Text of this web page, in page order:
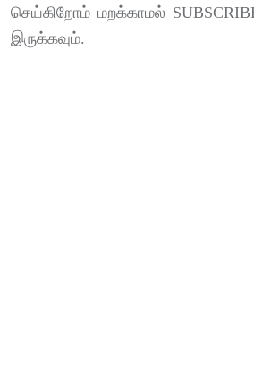
செய்கிறோம் மறக்காமல்
இருக்கவும்.